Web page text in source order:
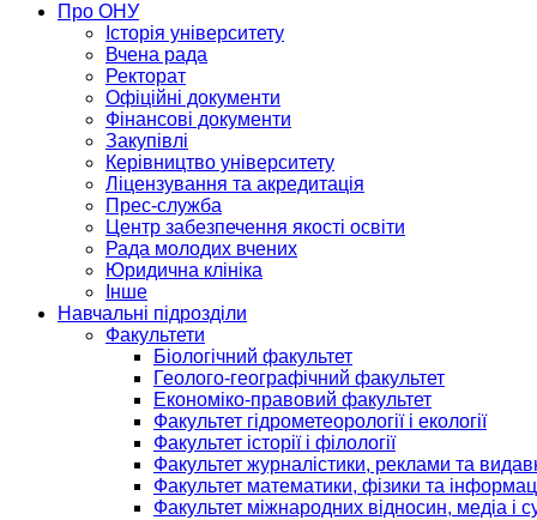
Про ОНУ
Історія університету
Вчена рада
Ректорат
Офіційні документи
Фінансові документи
Закупівлі
Керівництво університету
Ліцензування та акредитація
Прес-служба
Центр забезпечення якості освіти
Рада молодих вчених
Юридична клініка
Інше
Навчальні підрозділи
Факультети
Біологічний факультет
Геолого-географічний факультет
Економіко-правовий факультет
Факультет гідрометеорології і екології
Факультет історії і філології
Факультет журналістики, реклами та
Факультет математики, фізики та
Факультет міжнародних відносин, медіа і